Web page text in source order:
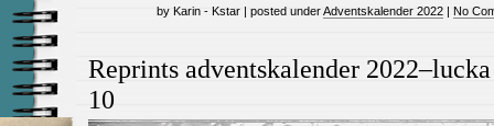
by Karin - Kstar | posted underAdventskalender 2022 | No
Reprints adventskalender
10